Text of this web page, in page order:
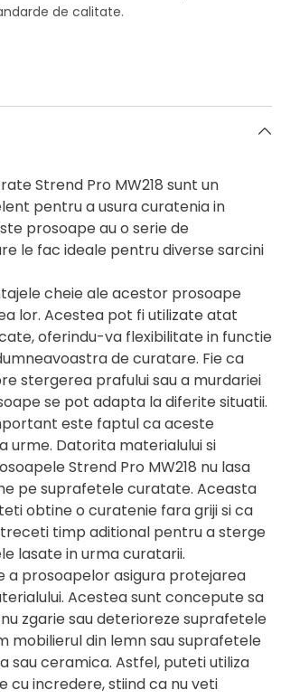
de calitate.
Strend Pro MW218 sunt un
pentru a usura curatenia in
prosoape au o serie de
le fac ideale pentru diverse sarcini
cheie ale acestor prosoape
lor. Acestea pot fi utilizate atat
oferindu-va flexibilitate in functie
de curatare. Fie ca
stergerea prafului sau a murdariei
se pot adapta la diferite situatii.
este faptul ca aceste
urme. Datorita materialului si
Strend Pro MW218 nu lasa
pe suprafetele curatate. Aceasta
obtine o curatenie fara griji si ca
timp aditional pentru a sterge
lasate in urma curatarii.
a prosoapelor asigura protejarea
Acestea sunt concepute sa
zgarie sau deterioreze suprafetele
mobilierul din lemn sau suprafetele
sau ceramica. Astfel, puteti utiliza
cu incredere, stiind ca nu veti